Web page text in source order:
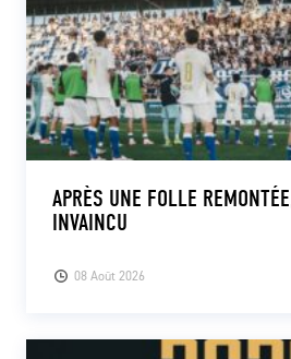
08 Août 2026
APRÈS UNE FOLLE
INVAINCU